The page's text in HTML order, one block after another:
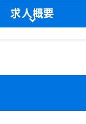
求人概要